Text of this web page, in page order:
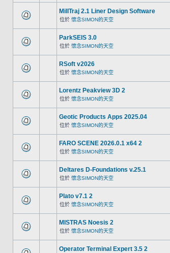
MillTraj 2.1 Liner Design Software
位於 懷念SIMON的天空
ParkSEIS 3.0
位於 懷念SIMON的天空
RSoft v2026
位於 懷念SIMON的天空
Lorentz Peakview 3D 2
位於 懷念SIMON的天空
Geotic Products Apps 2025.04
位於 懷念SIMON的天空
FARO SCENE 2026.0.1 x64 2
位於 懷念SIMON的天空
Deltares D-Foundations v.25.1
位於 懷念SIMON的天空
Plato v7.1 2
位於 懷念SIMON的天空
MISTRAS Noesis 2
位於 懷念SIMON的天空
Operator Terminal Expert 3.5 2